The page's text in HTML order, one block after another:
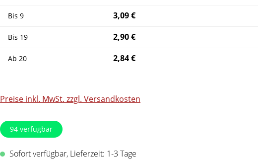
Bis 9 3,09 €
Bis 19 2,90 €
Ab 20 2,84 €
Preise inkl. MwSt. zzgl. Versandkosten
94 verfügbar
Sofort verfügbar, Lieferzeit: 1-3 Tage